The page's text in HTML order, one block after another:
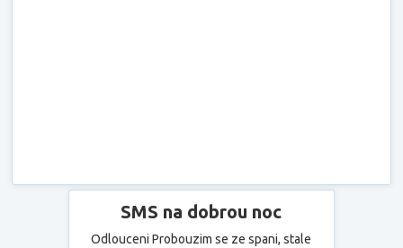
SMS na dobrou noc
Odlouceni Probouzim se ze spani, stale